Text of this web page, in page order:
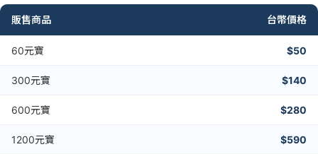
販售商品 台幣價格
60元寶 $50
300元寶 $140
600元寶 $280
1200元寶 $590